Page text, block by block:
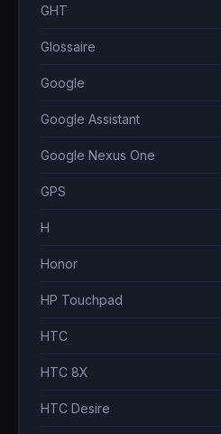
GHT
Glossaire
Google
Google Assistant
Google Nexus One
GPS
H
Honor
HP Touchpad
HTC
HTC 8X
HTC Desire